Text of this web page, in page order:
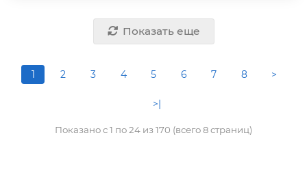
Показать еще
1 2 3 4 5 6 7 8 >
>|
Показано с 1 по 24 из 170 (всего 8 страниц)